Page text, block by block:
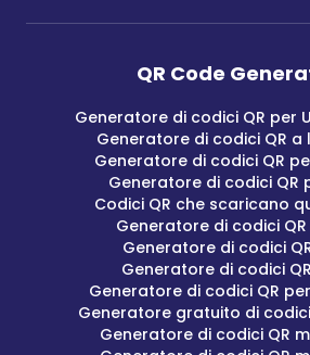
QR Code
Generatore di codici QR per
Generatore di codici QR a
Generatore di codici QR
Generatore di codici QR
Codici QR che scaricano
Generatore di codici QR
Generatore di codici
Generatore di codici
Generatore di codici QR
Generatore gratuito di
Generatore di codici QR